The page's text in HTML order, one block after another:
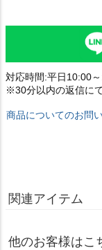
対応時間:平日10:00
※30分以内の返信にて
商品についてのお問
関連アイテム
他のお客様はこ